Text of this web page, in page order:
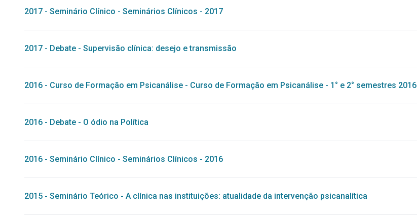
2017 - Seminário Clínico - Seminários Clínicos - 2017
2017 - Debate - Supervisão clínica: desejo e transmissão
2016 - Curso de Formação em Psicanálise - Curso de Formação em Psicanálise - 1° e 2° semestres 2016
2016 - Debate - O ódio na Política
2016 - Seminário Clínico - Seminários Clínicos - 2016
2015 - Seminário Teórico - A clínica nas instituições: atualidade da intervenção psicanalítica